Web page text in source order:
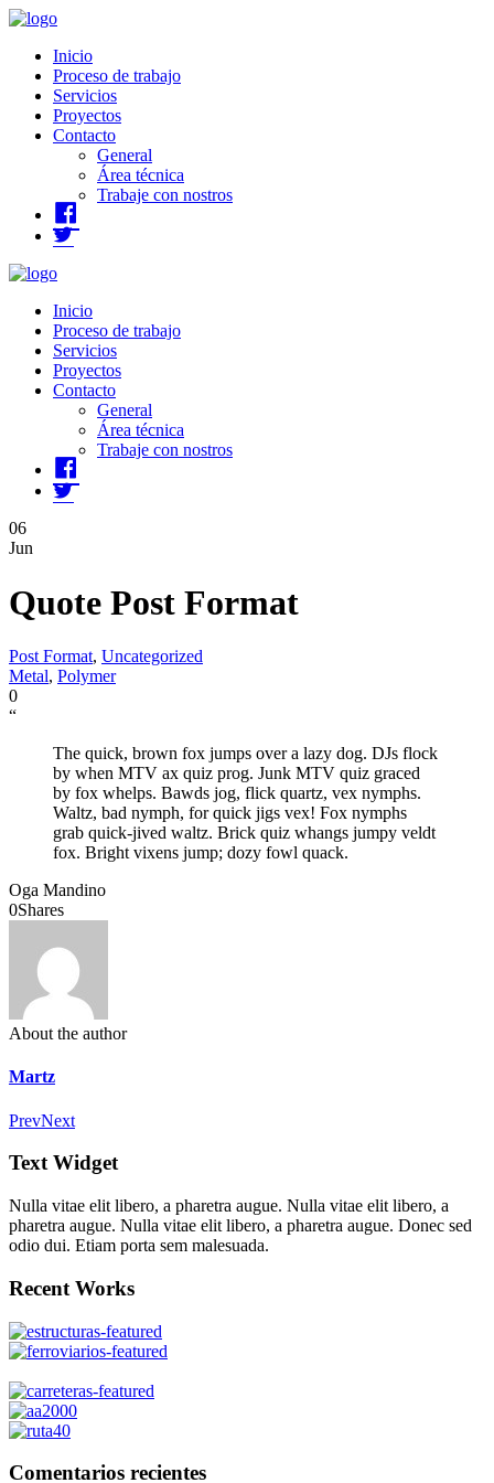
Inicio
Proceso de trabajo
Servicios
Proyectos
Contacto
General
Área técnica
Trabaje con nostros
Twitter
Inicio
Proceso de trabajo
Servicios
Proyectos
Contacto
General
Área técnica
Trabaje con nostros
Twitter
06
Jun
Quote Post Format
Post Format, Uncategorized
Metal, Polymer
0
“
The quick, brown fox jumps over a lazy dog. DJs flock
by when MTV ax quiz prog. Junk MTV quiz graced
by fox whelps. Bawds jog, flick quartz, vex nymphs.
Waltz, bad nymph, for quick jigs vex! Fox nymphs
grab quick-jived waltz. Brick quiz whangs jumpy veldt
fox. Bright vixens jump; dozy fowl quack.
Oga Mandino
0Shares
About the author
Martz
PrevNext
Text Widget
Nulla vitae elit libero, a pharetra augue. Nulla vitae elit libero, a
pharetra augue. Nulla vitae elit libero, a pharetra augue. Donec sed
odio dui. Etiam porta sem malesuada.
Recent Works
Comentarios recientes